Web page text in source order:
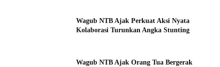
Wagub NTB Ajak Perkuat Aksi Nyata
Kolaborasi Turunkan Angka Stunting
Wagub NTB Ajak Orang Tua Bergerak